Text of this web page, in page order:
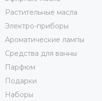
Растительные масла
Электро-приборы
Ароматические лампы
Средства для ванны
Парфюм
Подарки
Наборы